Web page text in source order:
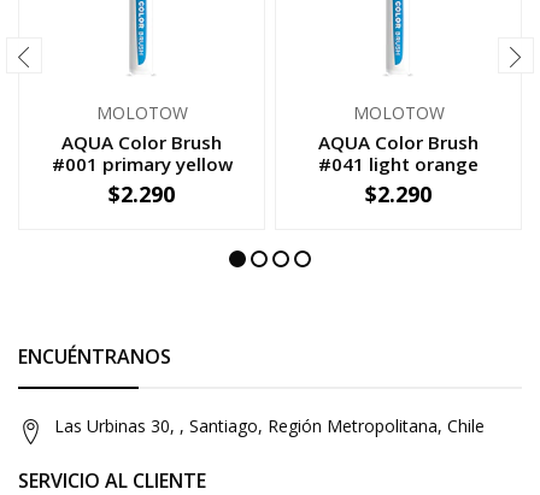
MOLOTOW
AQUA Color Brush
#001 primary yellow
+
$2.290
MOLOTOW
AQUA Color Brush
#041 light orange
+
$2.290
ENCUÉNTRANOS
Las Urbinas 30, , Santiago, Región Metropolitana, Chile
SERVICIO AL CLIENTE